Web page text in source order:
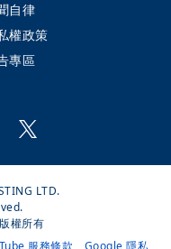
自律
權政策
專區
LTD.
權所有
服務條款 Google 隱私